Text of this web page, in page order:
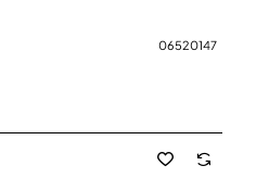
Yeni
06520147